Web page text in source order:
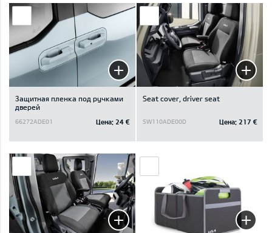
Защитная пленка под ручками
дверей
66272ADE01 Цена: 24 €
Seat cover, driver seat
SW110ADE00D Цена: 217 €